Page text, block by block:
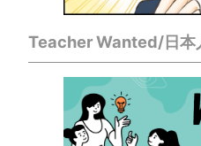
Teacher Wanted/日本